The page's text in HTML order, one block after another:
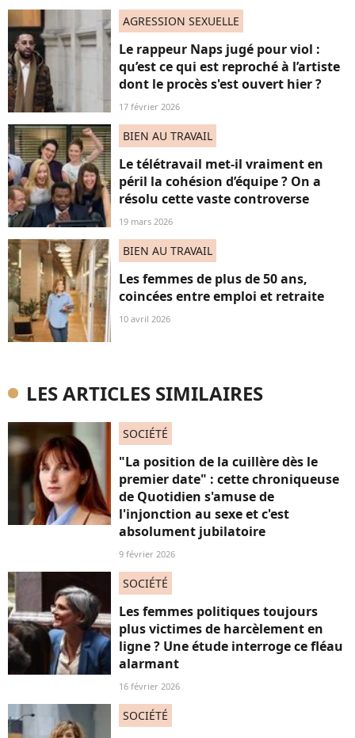
AGRESSION SEXUELLE
Le rappeur Naps jugé pour viol :
qu’est ce qui est reproché à l’artiste
dont le procès s'est ouvert hier ?
17 février 2026
BIEN AU TRAVAIL
Le télétravail met-il vraiment en
péril la cohésion d’équipe ? On a
résolu cette vaste controverse
19 mars 2026
BIEN AU TRAVAIL
Les femmes de plus de 50 ans,
coincées entre emploi et retraite
10 avril 2026
LES ARTICLES SIMILAIRES
SOCIÉTÉ
"La position de la cuillère dès le
premier date" : cette chroniqueuse
de Quotidien s'amuse de
l'injonction au sexe et c'est
absolument jubilatoire
9 février 2026
SOCIÉTÉ
Les femmes politiques toujours
plus victimes de harcèlement en
ligne ? Une étude interroge ce fléau
alarmant
16 février 2026
SOCIÉTÉ